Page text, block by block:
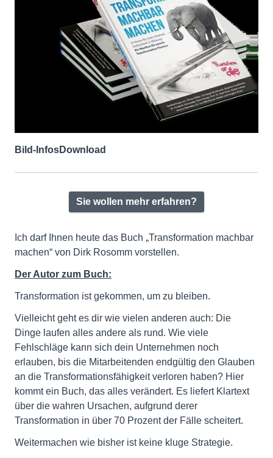
Bild-InfosDownload
Sie wollen mehr erfahren?
Ich darf Ihnen heute das Buch „Transformation machbar
machen“ von Dirk Rosomm vorstellen.
Der Autor zum Buch:
Transformation ist gekommen, um zu bleiben.
Vielleicht geht es dir wie vielen anderen auch: Die
Dinge laufen alles andere als rund. Wie viele
Fehlschläge kann sich dein Unternehmen noch
erlauben, bis die Mitarbeitenden endgültig den Glauben
an die Transformationsfähigkeit verloren haben? Hier
kommt ein Buch, das alles verändert. Es liefert Klartext
über die wahren Ursachen, aufgrund derer
Transformation in über 70 Prozent der Fälle scheitert.
Weitermachen wie bisher ist keine kluge Strategie.